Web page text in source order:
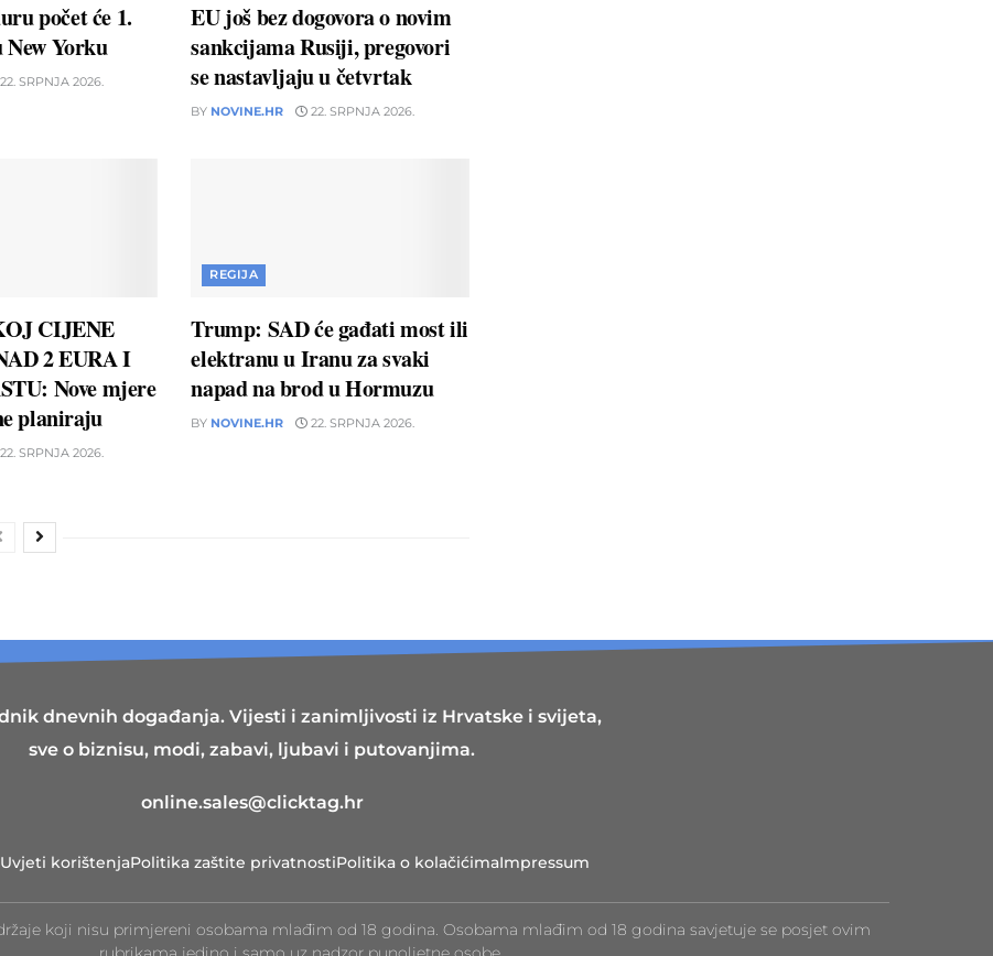
počet će 1.
Yorku
22. SRPNJA 2026.
EU još bez dogovora o novim
sankcijama Rusiji, pregovori
se nastavljaju u četvrtak
BY NOVINE.HR 22. SRPNJA 2026.
CIJENE
2 EURA I
Nove mjere
planiraju
22. SRPNJA 2026.
REGIJA
Trump: SAD će gađati most ili
elektranu u Iranu za svaki
napad na brod u Hormuzu
BY NOVINE.HR 22. SRPNJA 2026.
dnevnih događanja. Vijesti i zanimljivosti iz Hrvatske i svijeta,
sve o biznisu, modi, zabavi, ljubavi i putovanjima.
online.sales@clicktag.hr
Uvjeti korištenjaPolitika zaštite privatnostiPolitika o kolačićimaImpressum
koji nisu primjereni osobama mlađim od 18 godina. Osobama mlađim od 18 godina savjetuje se posjet ovim